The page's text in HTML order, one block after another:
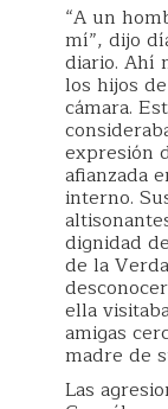
“A un
mí”, dijo
diario. Ahí
los hijos
cámara.
expresión
afianzada
interno.
dignidad
de la
ella
amigas
madre de
Las